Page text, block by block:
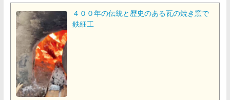
４００年の伝統と歴史のある瓦の焼き窯で
鉄細工